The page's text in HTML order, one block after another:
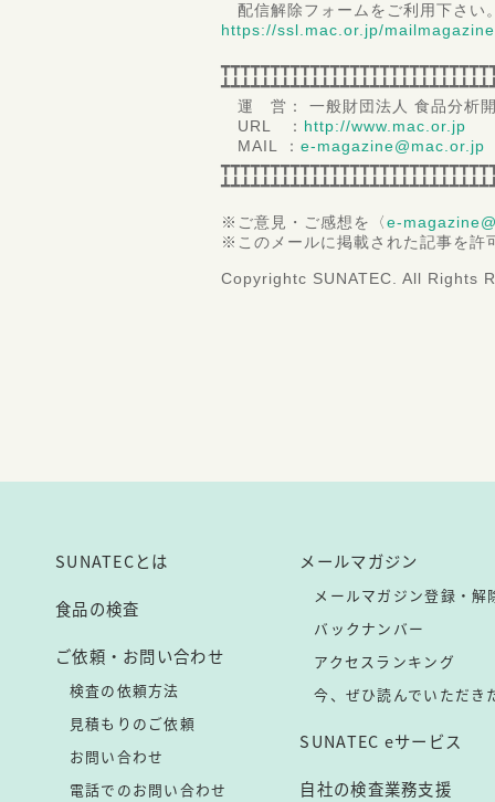
配信解除フォームをご利用下さい
https://ssl.mac.or.jp/
運 営： 一般財団法人 食品分析
URL ： http://www.mac.or.jp
MAIL ： e-magazine@mac.or.jp
※ご意見・ご感想を〈e-
※このメールに掲載された記事を許
Copyrightc SUNATEC. All Rights
SUNATECとは
食品の検査
ご依頼・お問い合わせ
検査の依頼方法
見積もりのご依頼
お問い合わせ
電話でのお問い合わせ
メールマガジン
メールマガジン登録・解
バックナンバー
アクセスランキング
今、ぜひ読んでいただき
SUNATEC eサービス
自社の検査業務支援